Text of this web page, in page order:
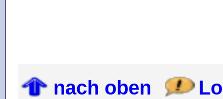
nach oben